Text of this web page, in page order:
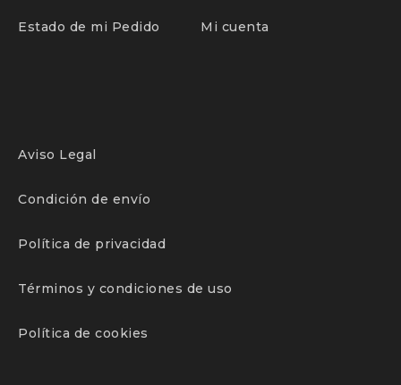
Estado de mi Pedido Mi cuenta
Aviso Legal
Condición de envío
Política de privacidad
Términos y condiciones de uso
Política de cookies